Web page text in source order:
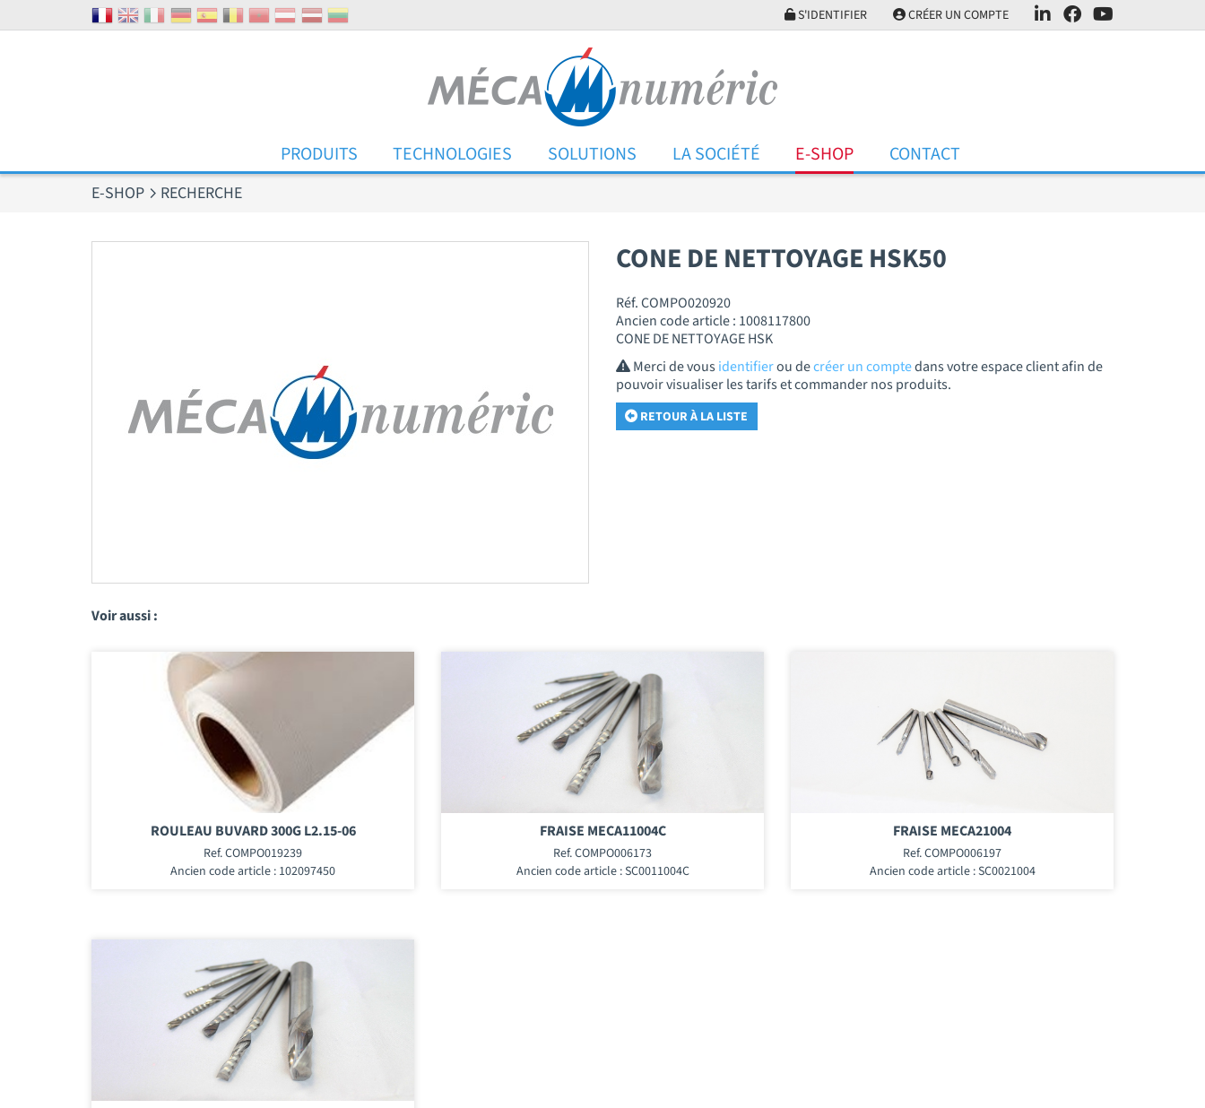
S'IDENTIFIER CRÉER UN COMPTE
PRODUITS TECHNOLOGIES SOLUTIONS LA SOCIÉTÉ E-SHOP CONTACT
E-SHOP RECHERCHE
CONE DE NETTOYAGE HSK50
Réf. COMPO020920
Ancien code article : 1008117800
CONE DE NETTOYAGE HSK
Merci de vousidentifierou decréer un comptedans votre espace client afin de
pouvoir visualiser les tarifs et commander nos produits.
RETOUR À LA LISTE
Voir aussi :
ROULEAU BUVARD 300G L2.15-06
Ref. COMPO019239
Ancien code article : 102097450
FRAISE MECA11004C
Ref. COMPO006173
Ancien code article : SC0011004C
FRAISE MECA21004
Ref. COMPO006197
Ancien code article : SC0021004
Panneau de gestion des cookies